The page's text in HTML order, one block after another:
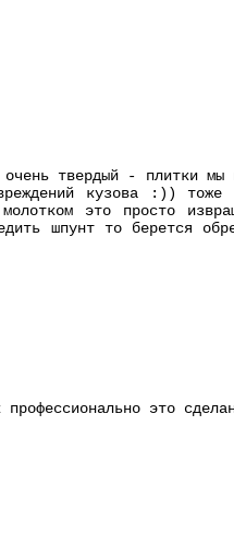
твердый - плитки мы
кузова :)) тоже
это просто
шпунт то берется
это